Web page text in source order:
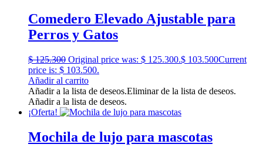
Comedero Elevado Ajustable para
Perros y Gatos
$125.300 Original price was: $ 125.300.$ 103.500Current
price is: $ 103.500.
Añadir al carrito
Añadir a la lista de deseos.Eliminar de la lista de deseos.
Añadir a la lista de deseos.
¡Oferta!
Mochila de lujo para mascotas